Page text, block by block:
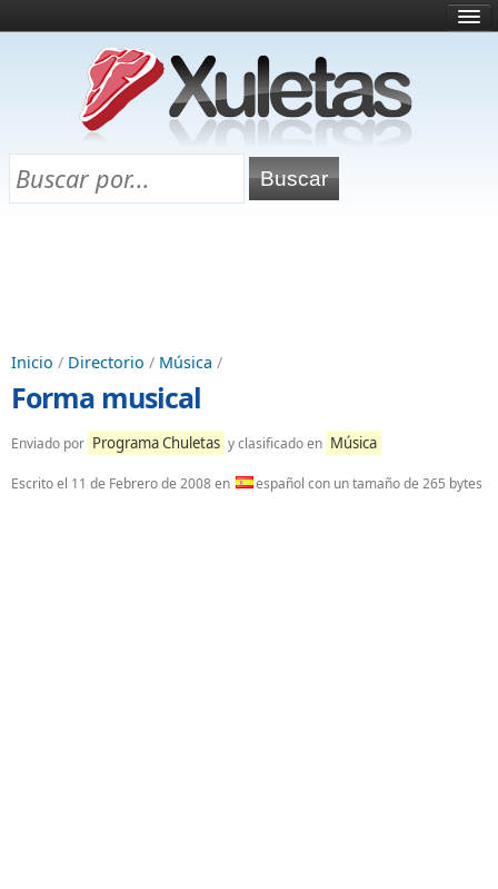
¿Qué es esto?
Directorio
Chuletas para exámenes
Inicio / Directorio / Música /
Forma musical
Enviado por Programa Chuletas y clasificado en Música
Escrito el 11 de Febrero de 2008en español con un tamaño de 265 bytes